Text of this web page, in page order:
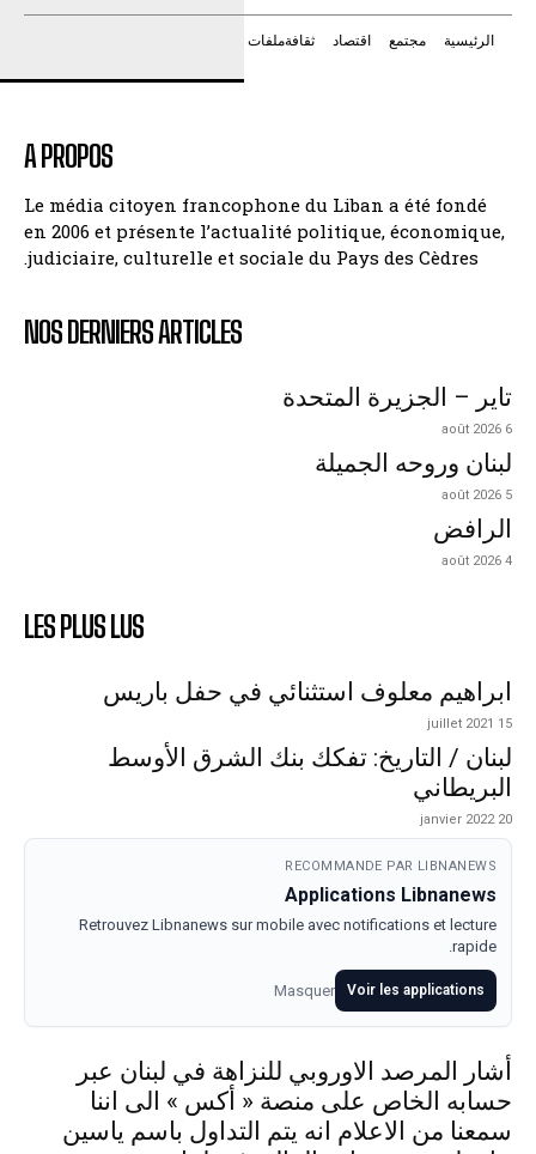
الرئيسية مجتمع اقتصاد ثقافةملفات
A PROPOS
Le média citoyen francophone du Liban a été fondé
en 2006 et présente l’actualité politique, économique,
judiciaire, culturelle et sociale du Pays des Cèdres.
NOS DERNIERS ARTICLES
تاير – الجزيرة المتحدة
6 août 2026
لبنان وروحه الجميلة
5 août 2026
الرافض
4 août 2026
LES PLUS LUS
ابراهيم معلوف استثنائي في حفل باريس
15 juillet 2021
لبنان / التاريخ: تفكك بنك الشرق الأوسط
البريطاني
20 janvier 2022
RECOMMANDE PAR LIBNANEWS
Applications Libnanews
Retrouvez Libnanews sur mobile avec notifications et lecture
rapide.
Voir les applications
Masquer
أشار المرصد الاوروبي للنزاهة في لبنان عبر
حسابه الخاص على منصة « أكس » الى اننا
سمعنا من الاعلام انه يتم التداول باسم ياسين